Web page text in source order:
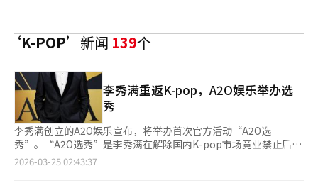
‘K-POP’新闻139个
李秀满重返K-pop，A2O娱乐举办选
秀
李秀满创立的A2O娱乐宣布，将举办首次官方活动“A2O选
秀”。“A2O选秀”是李秀满在解除国内K-pop市场竞业禁止后首
次策划的项目，吸引了业界关注。李秀满曾在2023年将SM娱乐股
2026-03-25 02:43:37